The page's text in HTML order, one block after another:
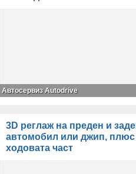
Автосервиз Autodrive
3D реглаж на преден и
автомобил или джип,
ходовата част